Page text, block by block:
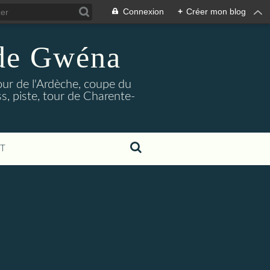
Connexion + Créer mon blog
Gwéna
de l'Ardèche, coupe du
piste, tour de Charente-